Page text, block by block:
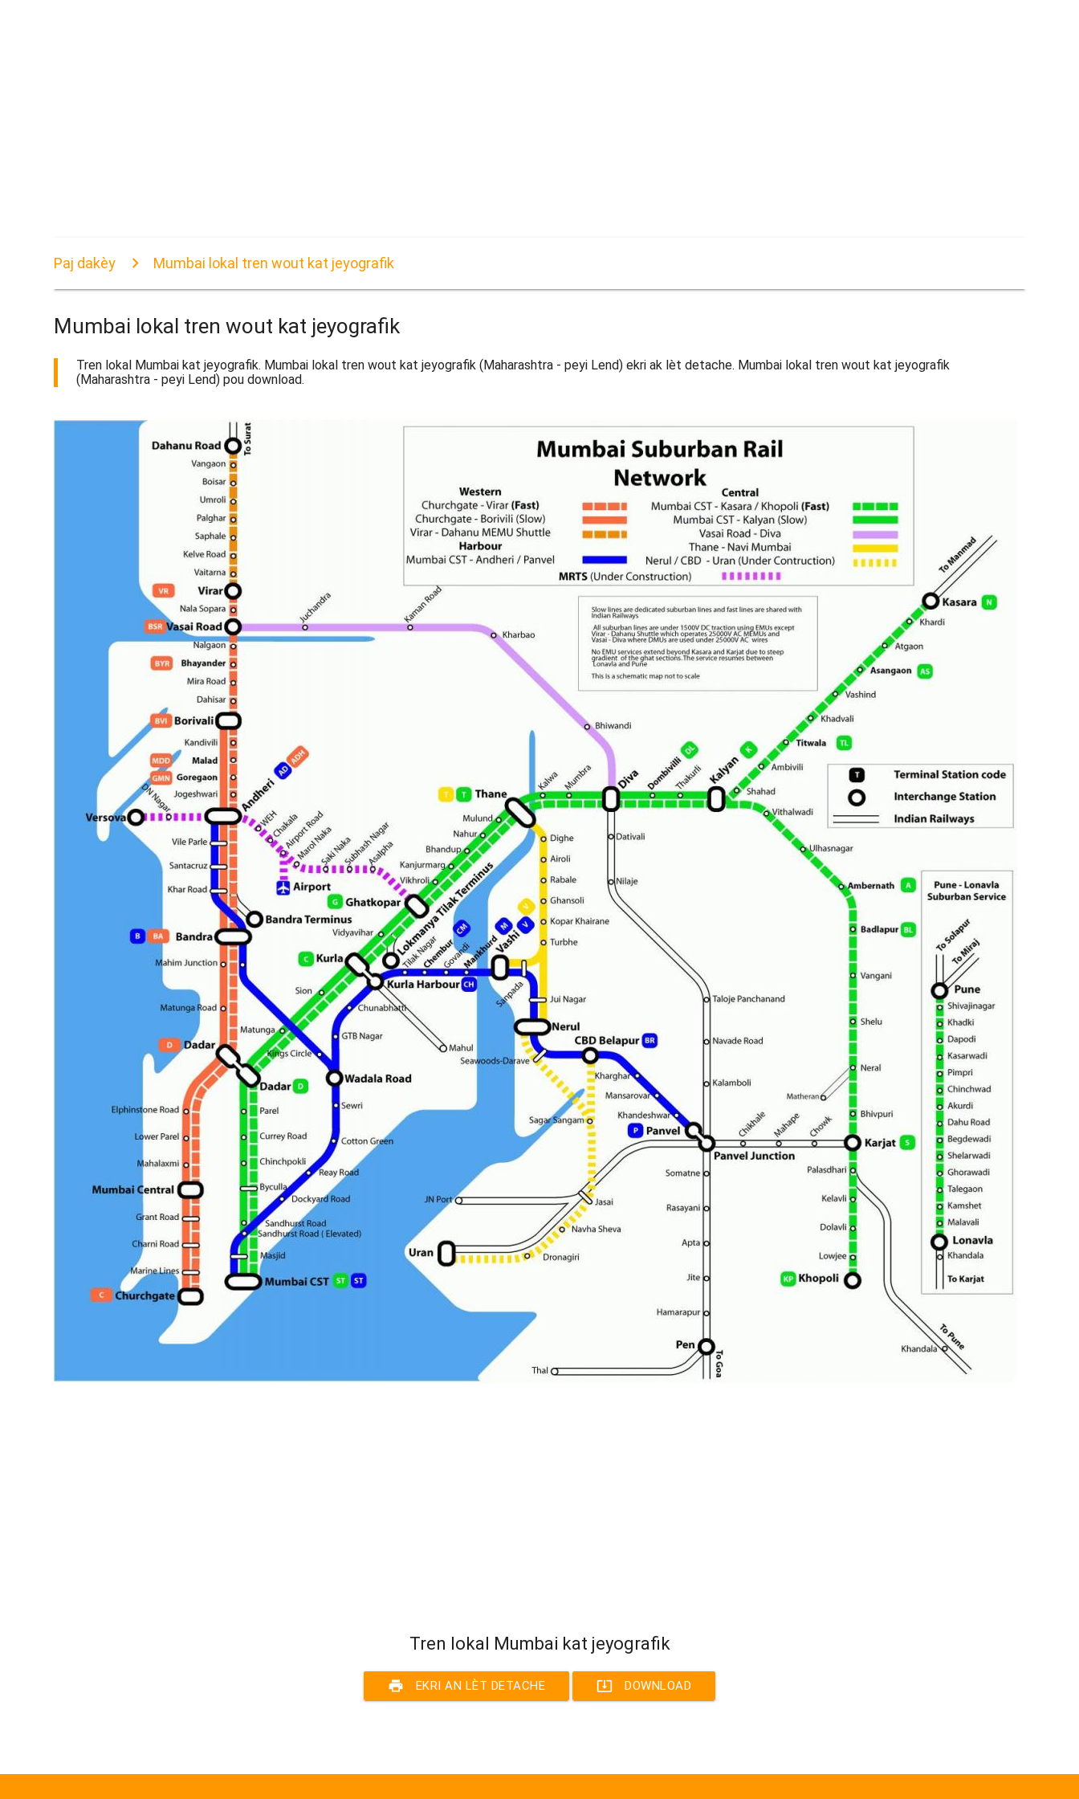
Paj dakèy Mumbai lokal tren wout kat jeyografik
Mumbai lokal tren wout kat jeyografik
Tren lokal Mumbai kat jeyografik. Mumbai lokal tren wout kat jeyografik (Maharashtra - peyi Lend) ekri ak lèt detache. Mumbai lokal tren wout kat jeyografik
(Maharashtra - peyi Lend) pou download.
Tren lokal Mumbai kat jeyografik
print EKRI AN LÈT DETACHE system_update_alt DOWNLOAD